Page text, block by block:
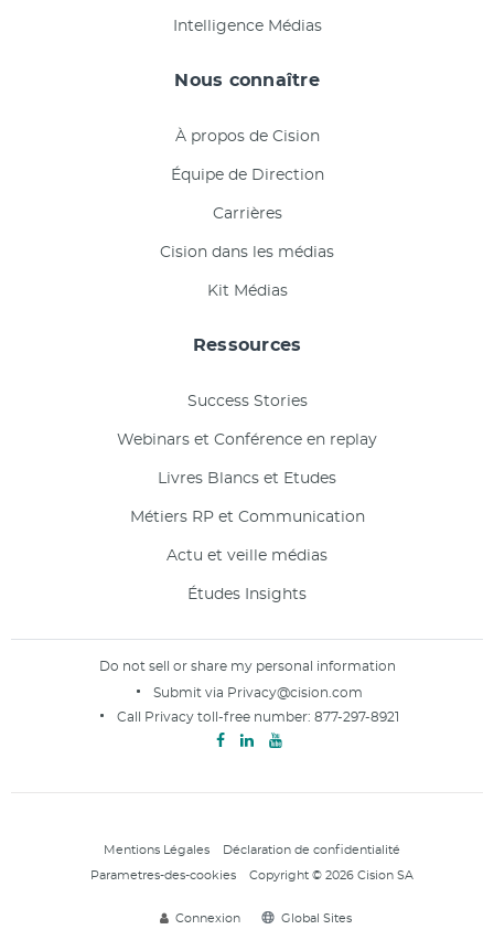
Intelligence Médias
Nous connaître
À propos de Cision
Équipe de Direction
Carrières
Cision dans les médias
Kit Médias
Ressources
Success Stories
Webinars et Conférence en replay
Livres Blancs et Etudes
Métiers RP et Communication
Actu et veille médias
Études Insights
Do not sell or share my personal information
Submit via Privacy@cision.com
Call Privacy toll-free number: 877-297-8921
Mentions Légales Déclaration de confidentialité
Parametres-des-cookies Copyright © 2026 Cision SA
Connexion Global Sites